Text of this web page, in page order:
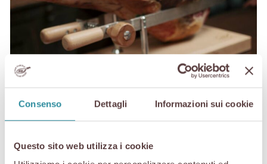
Consenso Dettagli Informazioni sui cookie
Questo sito web utilizza i cookie